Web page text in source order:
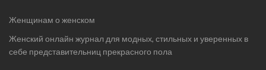
Женщинам о женском
Женский онлайн журнал для модных, стильных и уверенных в
себе представительниц прекрасного пола